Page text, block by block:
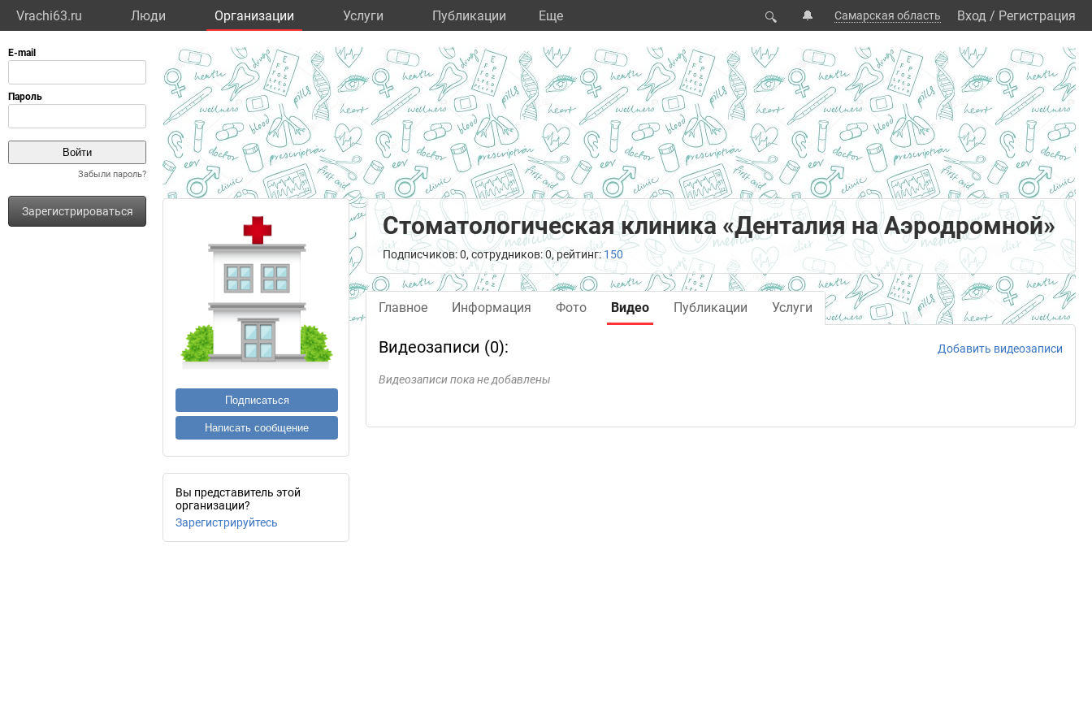
Vrachi63.ru Люди Организации Услуги Публикации Eще 🔍 🔔 Самарская область Вход / Регистрация
Забыли пароль?
Зарегистрироваться
Подписаться
Написать сообщение
Вы представитель этой
организации?
Зарегистрируйтесь
Стоматологическая клиника «Денталия на Аэродромной»
Подписчиков: 0, сотрудников: 0, рейтинг: 150
Главное Информация Фото Видео Публикации Услуги
Видеозаписи (0): Добавить видеозаписи
Видеозаписи пока не добавлены